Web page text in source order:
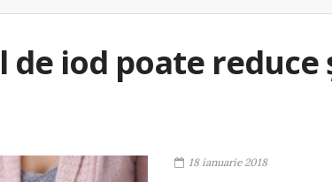
de iod poate reduce
18 ianuarie 2018